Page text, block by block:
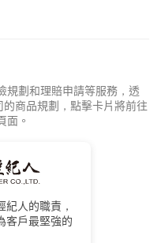
規劃和理賠申請等服務，透
商品規劃，點擊卡片將前往
面。
人的職責，
客戶最堅強的